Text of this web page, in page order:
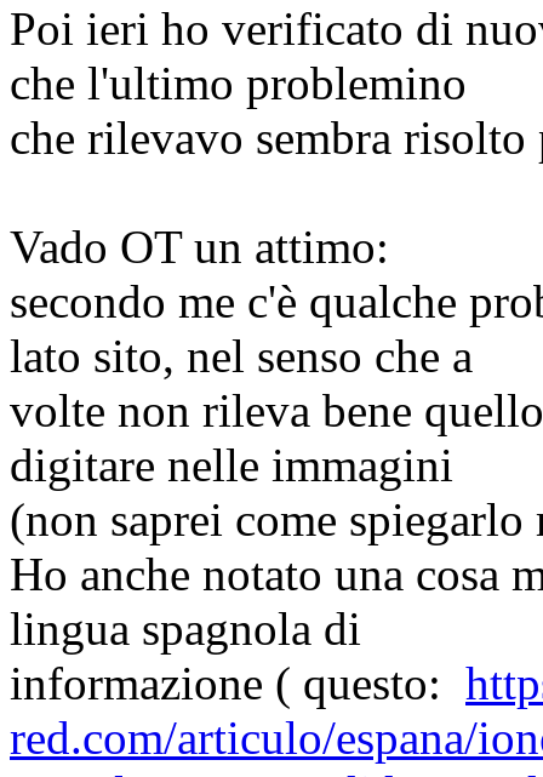
Poi ieri ho verificato di
che l'ultimo problemino
che rilevavo sembra risolto
Vado OT un attimo:
secondo me c'è qualche
lato sito, nel senso che a
volte non rileva bene
digitare nelle immagini
(non saprei come
Ho anche notato una cosa
lingua spagnola di
informazione ( questo:
red.com/articulo/espana/